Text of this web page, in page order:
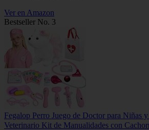
Ver en Amazon
Bestseller No. 3
Fegalop Perro Juego de Doctor para Niñas
Veterinario Kit de Manualidades con